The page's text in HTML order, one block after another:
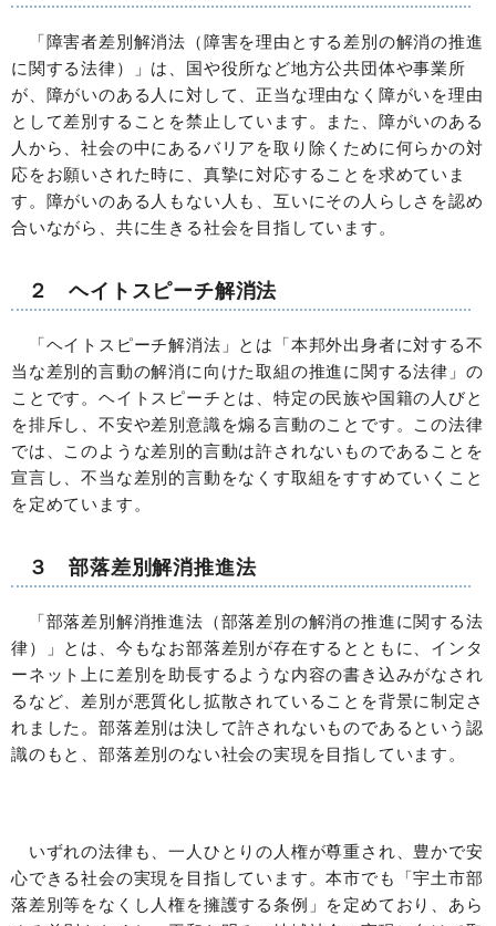
「障害者差別解消法（障害を理由とする差別の解消の推進
に関する法律）」は、国や役所など地方公共団体や事業所
が、障がいのある人に対して、正当な理由なく障がいを理由
として差別することを禁止しています。また、障がいのある
人から、社会の中にあるバリアを取り除くために何らかの対
応をお願いされた時に、真摯に対応することを求めていま
す。障がいのある人もない人も、互いにその人らしさを認め
合いながら、共に生きる社会を目指しています。
２ ヘイトスピーチ解消法
「ヘイトスピーチ解消法」とは「本邦外出身者に対する不
当な差別的言動の解消に向けた取組の推進に関する法律」の
ことです。ヘイトスピーチとは、特定の民族や国籍の人びと
を排斥し、不安や差別意識を煽る言動のことです。この法律
では、このような差別的言動は許されないものであることを
宣言し、不当な差別的言動をなくす取組をすすめていくこと
を定めています。
３ 部落差別解消推進法
「部落差別解消推進法（部落差別の解消の推進に関する法
律）」とは、今もなお部落差別が存在するとともに、インタ
ーネット上に差別を助長するような内容の書き込みがなされ
るなど、差別が悪質化し拡散されていることを背景に制定さ
れました。部落差別は決して許されないものであるという認
識のもと、部落差別のない社会の実現を目指しています。
いずれの法律も、一人ひとりの人権が尊重され、豊かで安
心できる社会の実現を目指しています。本市でも「宇土市部
落差別等をなくし人権を擁護する条例」を定めており、あら